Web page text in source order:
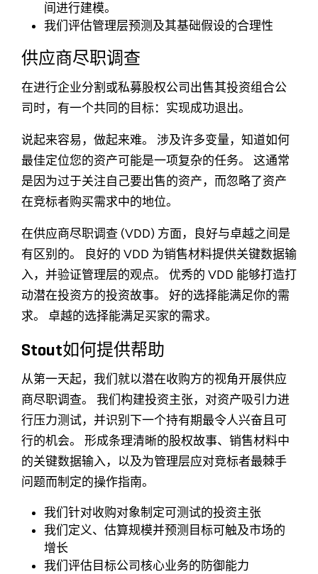
间进行建模。
我们评估管理层预测及其基础假设的合理性
供应商尽职调查
在进行企业分割或私募股权公司出售其投资组合公
司时，有一个共同的目标：实现成功退出。
说起来容易，做起来难。 涉及许多变量，知道如何
最佳定位您的资产可能是一项复杂的任务。 这通常
是因为过于关注自己要出售的资产，而忽略了资产
在竞标者购买需求中的地位。
在供应商尽职调查 (VDD) 方面，良好与卓越之间是
有区别的。 良好的 VDD 为销售材料提供关键数据输
入，并验证管理层的观点。 优秀的 VDD 能够打造打
动潜在投资方的投资故事。 好的选择能满足你的需
求。 卓越的选择能满足买家的需求。
Stout如何提供帮助
从第一天起，我们就以潜在收购方的视角开展供应
商尽职调查。 我们构建投资主张，对资产吸引力进
行压力测试，并识别下一个持有期最令人兴奋且可
行的机会。 形成条理清晰的股权故事、销售材料中
的关键数据输入，以及为管理层应对竞标者最棘手
问题而制定的操作指南。
我们针对收购对象制定可测试的投资主张
我们定义、估算规模并预测目标可触及市场的
增长
我们评估目标公司核心业务的防御能力